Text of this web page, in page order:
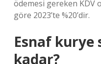
ödemesi gereken KDV
göre 2023’te %20’dir.
Esnaf kurye
kadar?